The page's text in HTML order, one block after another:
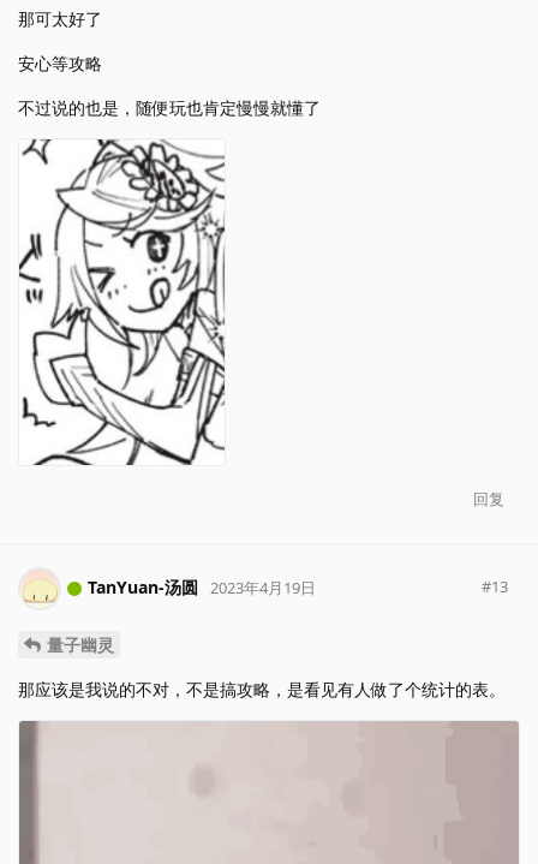
那可太好了
安心等攻略
不过说的也是，随便玩也肯定慢慢就懂了
回复
TanYuan-汤圆 2023年4月19日 #13
量子幽灵
那应该是我说的不对，不是搞攻略，是看见有人做了个统计的表。